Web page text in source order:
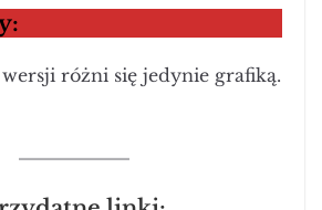
różni się jedynie grafiką.